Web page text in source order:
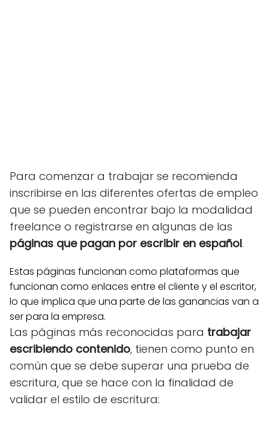
Para comenzar a trabajar se recomienda
inscribirse en las diferentes ofertas de empleo
que se pueden encontrar bajo la modalidad
freelance o registrarse en algunas de las
páginas que pagan por escribir en español.
Estas páginas funcionan como plataformas que
funcionan como enlaces entre el cliente y el escritor,
lo que implica que una parte de las ganancias van a
ser para la empresa.
Las páginas más reconocidas para trabajar
escribiendo contenido, tienen como punto en
común que se debe superar una prueba de
escritura, que se hace con la finalidad de
validar el estilo de escritura: